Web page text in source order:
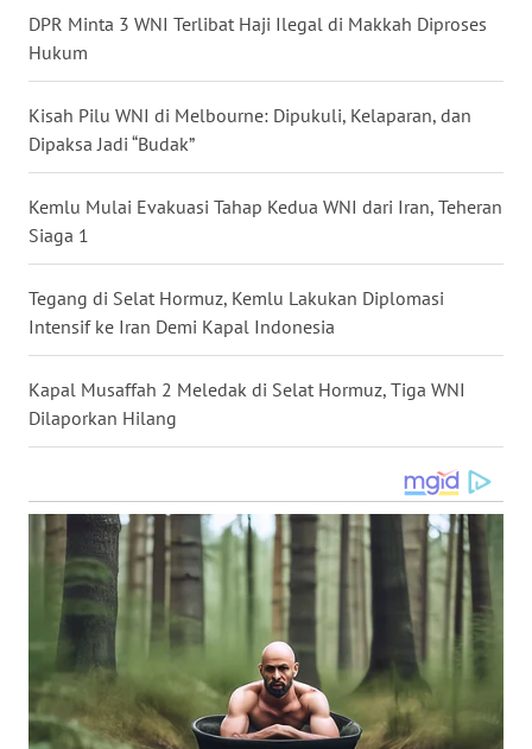
DPR Minta 3 WNI Terlibat Haji Ilegal di Makkah Diproses
Hukum
Kisah Pilu WNI di Melbourne: Dipukuli, Kelaparan, dan
Dipaksa Jadi “Budak”
Kemlu Mulai Evakuasi Tahap Kedua WNI dari Iran, Teheran
Siaga 1
Tegang di Selat Hormuz, Kemlu Lakukan Diplomasi
Intensif ke Iran Demi Kapal Indonesia
Kapal Musaffah 2 Meledak di Selat Hormuz, Tiga WNI
Dilaporkan Hilang
WN
BABEL
WN
SUMBAR
WN
SUMSEL
WN
BENGKULU
WN
LAMPUNG
JATENG
WN
NUSANTARA
JOGJA
WN